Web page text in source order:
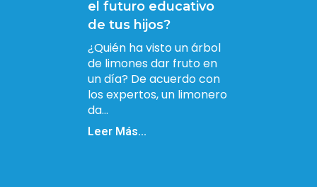
el futuro educativo
de tus hijos?
¿Quién ha visto un árbol
de limones dar fruto en
un día? De acuerdo con
los expertos, un limonero
da...
Leer Más...